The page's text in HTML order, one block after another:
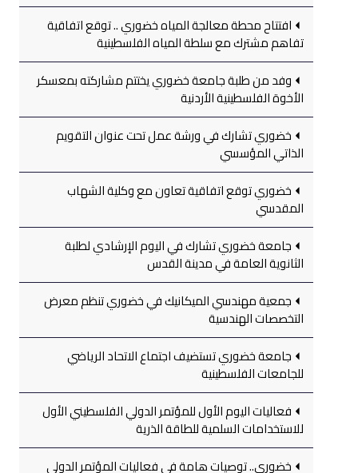
افتتاح محطة معالجة المياه خضوري .. توقع اتفاقية
تفاهم مشترك مع سلطة المياه الفلسطينية
وفد من طلبة جامعة خضوري يختتم مشاركته بمعسكر
الأخوة الفلسطينية الأردنية
خضوري تشارك في ورشة عمل تحت عنوان التقويم
الذاتي المؤسسي
خضوري توقع اتفاقية تعاون مع وكلية الشهاب
المقدسي
جامعة خضوري تشارك في اليوم الإرشادي لطلبة
الثانوية العامة في مدينة القدس
جمعية مهندسي الميكانيك في خضوري تنظم معرض
التخصصات الهندسية
جامعة خضوري تستضيف اجتماع الاتحاد الرياضي
للجامعات الفلسطينية
فعاليات اليوم الأول للمؤتمر الدولي الفلسطيني الأول
للاستخدامات السلمية للطاقة الذرية
خضوري.. توصيات هامة في فعاليات المؤتمر الدولي